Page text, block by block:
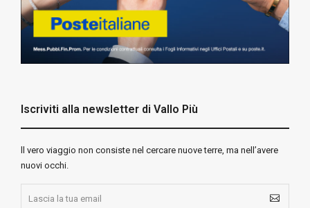
Iscriviti alla newsletter di Vallo Più
ll vero viaggio non consiste nel cercare nuove terre, ma nell’avere
nuovi occhi.